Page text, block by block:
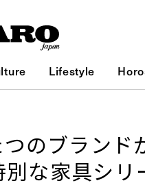
Lifestyle
のブランド
な家具シリ